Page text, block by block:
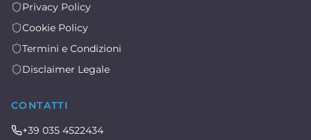
Privacy Policy
Cookie Policy
Termini e Condizioni
Disclaimer Legale
CONTATTI
+39 035 4522434